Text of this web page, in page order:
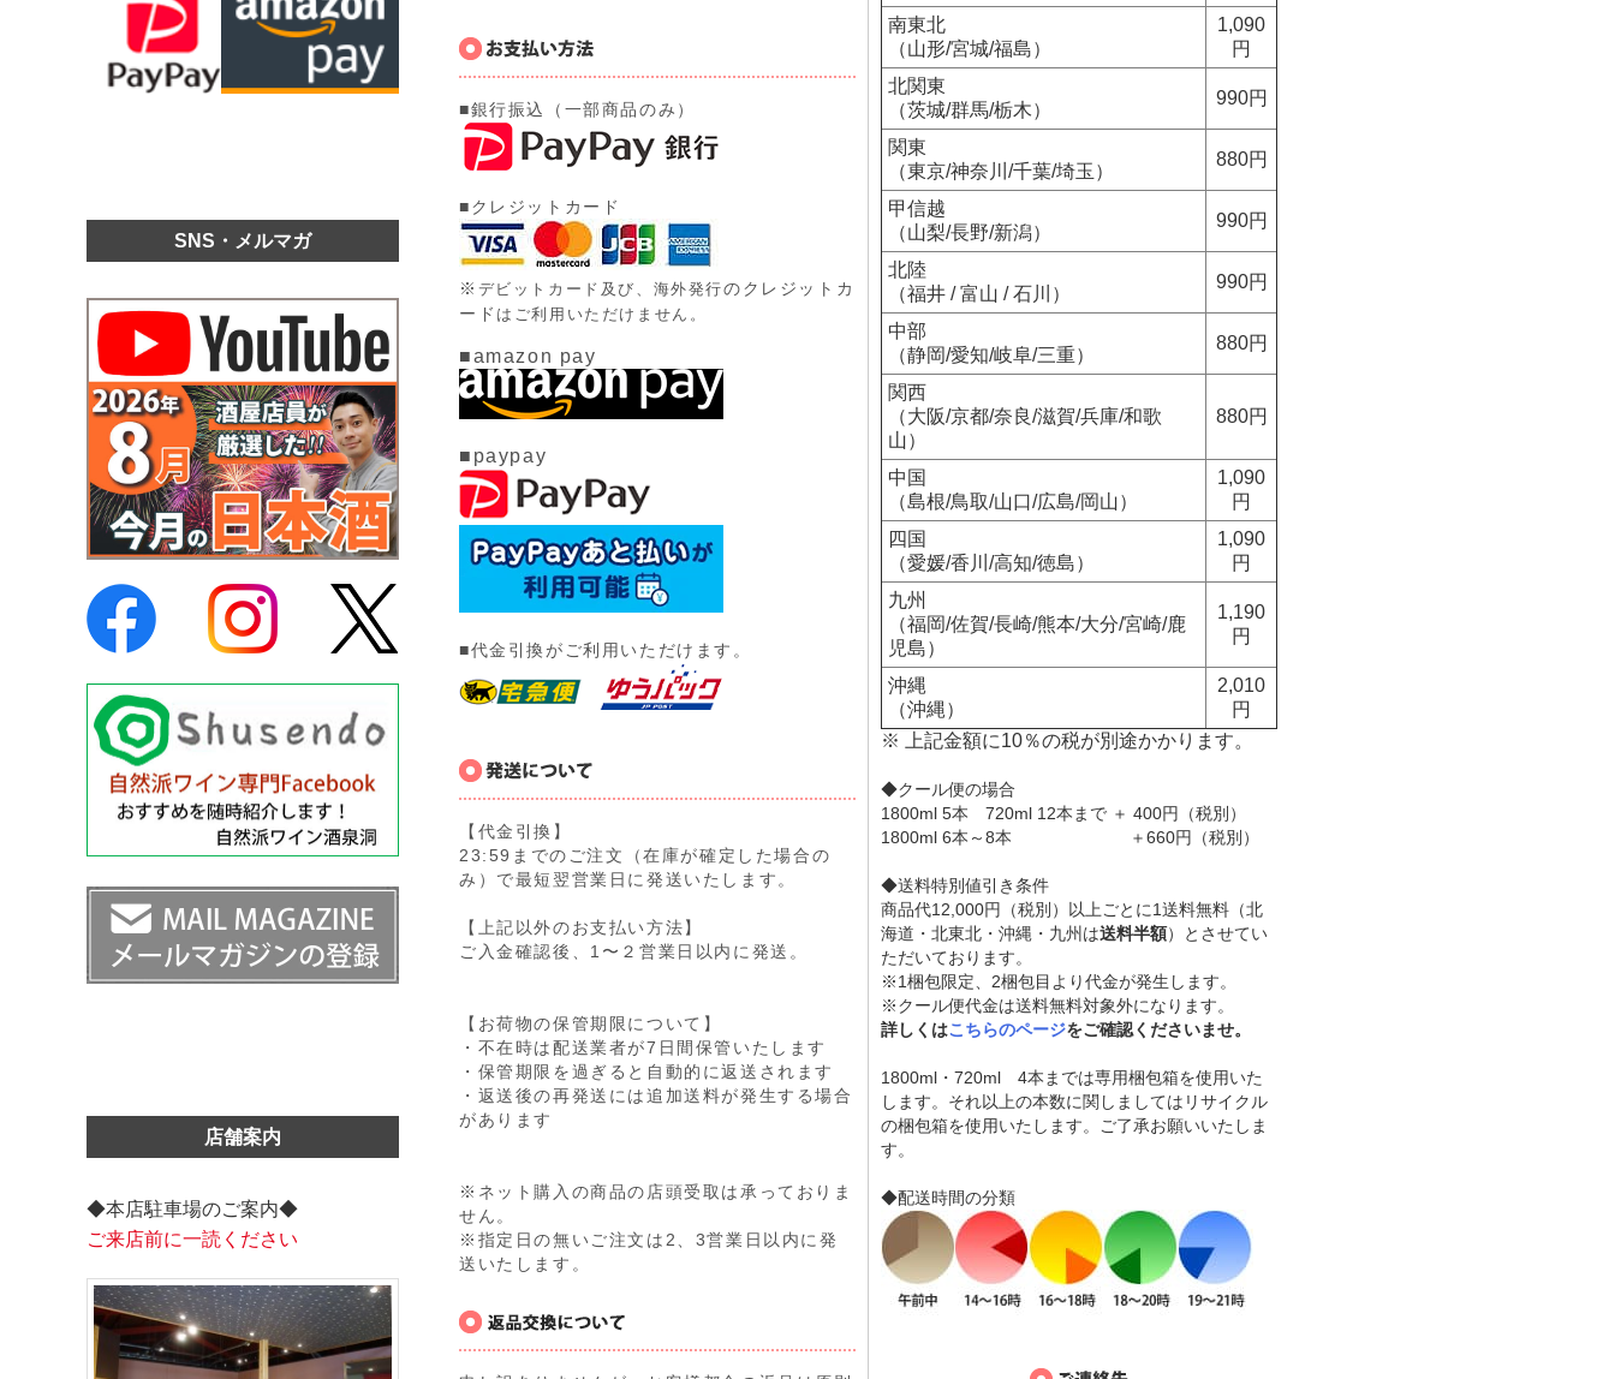
■銀行振込（一部商品のみ）
■クレジットカード
※ デビットカード及び、 海外発行のクレジットカ
ード はご利用いただけません。
■amazon pay
■paypay
■代金引換がご利用いただけます。
【代金引換】
23:59までのご注文（在庫が確定した場合の
み）で最短翌営業日に発送いたします。
【上記以外のお支払い方法】
ご入金確認後、1〜２営業日以内に発送。
【お荷物の保管期限について】
・不在時は配送業者が7日間保管いたします
・保管期限を過ぎると自動的に返送されます
・返送後の再発送には追加送料が発生する場合
があります
※ネット購入の商品の店頭受取は承っておりま
せん。
※指定日の無いご注文は2、3営業日以内に発
送いたします。
南東北
（山形/宮城/福島）
1,090
円
北関東
（茨城/群馬/栃木）
990円
関東
（東京/神奈川/千葉/埼玉）
880円
甲信越
（山梨/長野/新潟）
990円
北陸
（福井 / 富山 / 石川）
990円
中部
（静岡/愛知/岐阜/三重）
880円
関西
（大阪/京都/奈良/滋賀/兵庫/和歌
山）
880円
中国
（島根/鳥取/山口/広島/岡山）
1,090
円
四国
（愛媛/香川/高知/徳島）
1,090
円
九州
（福岡/佐賀/長崎/熊本/大分/宮崎/鹿
児島）
1,190
円
沖縄
（沖縄）
2,010
円
※ 上記金額に10％の税が別途かかります。
◆クール便の場合
1800ml 5本 720ml 12本まで ＋ 400円（税別）
1800ml 6本～8本 ＋660円（税別）
◆送料特別値引き条件
商品代12,000円（税別）以上ごとに1送料無料（北
海道・北東北・沖縄・九州は送料半額）とさせてい
ただいております。
※1梱包限定、2梱包目より代金が発生します。
※クール便代金は送料無料対象外になります。
詳しくはこちらのページをご確認くださいませ。
1800ml・720ml 4本までは専用梱包箱を使用いた
します。それ以上の本数に関しましてはリサイクル
の梱包箱を使用いたします。ご了承お願いいたしま
す。
◆配送時間の分類
SNS・メルマガ
店舗案内
◆本店駐車場のご案内◆
ご来店前に一読ください